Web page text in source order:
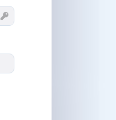
Mostrar